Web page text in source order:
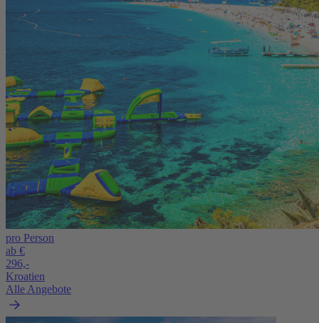
pro Person
ab €
296,-
Kroatien
Alle Angebote